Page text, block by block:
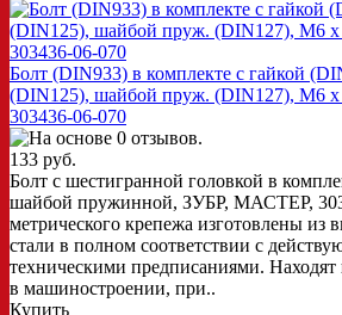
Болт (DIN933) в комплекте с гайкой
(DIN125), шайбой пруж. (DIN127), M6
303436-06-070
133 руб.
Болт с шестигранной головкой в
шайбой пружинной, ЗУБР, МАСТЕР,
метрического крепежа изготовлены из
стали в полном соответствии с
техническими предписаниями.
в машиностроении, при..
Купить